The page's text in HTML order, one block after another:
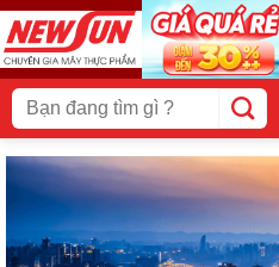
Skip
to
content
Tìm
kiếm: